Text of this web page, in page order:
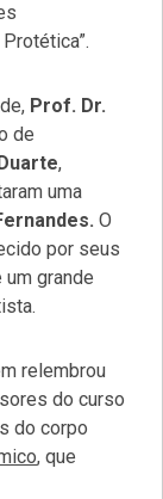
Prof. Dr.
de
,
uma
O
por seus
grande
relembrou
do curso
do corpo
, que